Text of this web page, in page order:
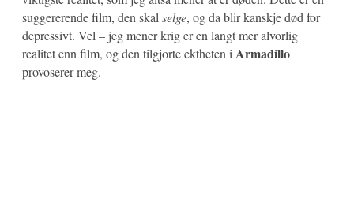
suggererende film, den skal selge, og da blir kanskje død for
depressivt. Vel – jeg mener krig er en langt mer alvorlig
realitet enn film, og den tilgjorte ektheten i Armadillo
provoserer meg.